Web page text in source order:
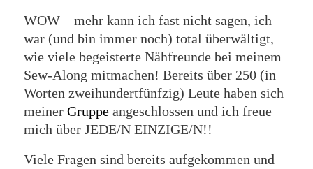
WOW – mehr kann ich fast nicht sagen, ich
war (und bin immer noch) total überwältigt,
wie viele begeisterte Nähfreunde bei meinem
Sew-Along mitmachen! Bereits über 250 (in
Worten zweihundertfünfzig) Leute haben sich
meiner Gruppeangeschlossen und ich freue
mich über JEDE/N EINZIGE/N!!
Viele Fragen sind bereits aufgekommen und